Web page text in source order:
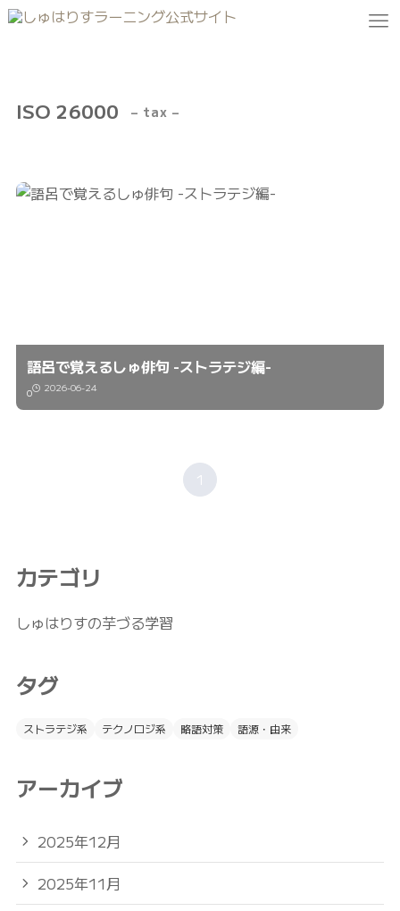
ISO 26000 – tax –
語呂で覚えるしゅ俳句 -ストラテジ編-
0 2026-06-24
1
カテゴリ
しゅはりすの芋づる学習
タグ
ストラテジ系 テクノロジ系 略語対策 語源・由来
アーカイブ
2025年12月
2025年11月